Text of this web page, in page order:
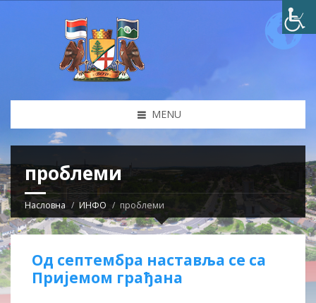
MENU
проблеми
Насловна ИНФО проблеми
Од септембра наставља се са
Пријемом грађана